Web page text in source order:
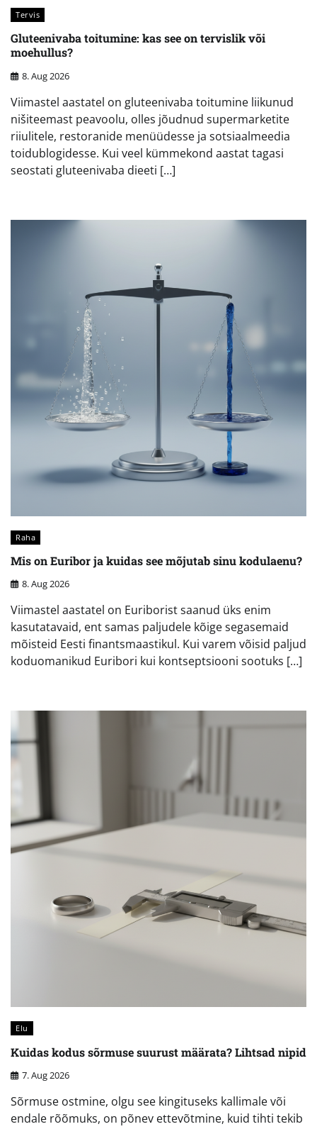
Tervis
Gluteenivaba toitumine: kas see on tervislik või
moehullus?
8. Aug 2026
Viimastel aastatel on gluteenivaba toitumine liikunud
nišiteemast peavoolu, olles jõudnud supermarketite
riiulitele, restoranide menüüdesse ja sotsiaalmeedia
toidublogidesse. Kui veel kümmekond aastat tagasi
seostati gluteenivaba dieeti […]
Raha
Mis on Euribor ja kuidas see mõjutab sinu kodulaenu?
8. Aug 2026
Viimastel aastatel on Euriborist saanud üks enim
kasutatavaid, ent samas paljudele kõige segasemaid
mõisteid Eesti finantsmaastikul. Kui varem võisid paljud
koduomanikud Euribori kui kontseptsiooni sootuks […]
Elu
Kuidas kodus sõrmuse suurust määrata? Lihtsad nipid
7. Aug 2026
Sõrmuse ostmine, olgu see kingituseks kallimale või
endale rõõmuks, on põnev ettevõtmine, kuid tihti tekib